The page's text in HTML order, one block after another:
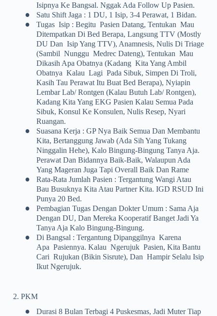
Isipnya Ke Bangsal. Nggak Ada Follow Up Pasien.
• Satu Shift Jaga : 1 DU, 1 Isip, 3-4 Perawat, 1 Bidan.
•
Tugas Isip : Begitu Pasien Datang, Tentukan Mau
Ditempatkan Di Bed Berapa, Langsung TTV (mostly
DU Dan Isip Yang TTV), Anamnesis, Nulis Di Triage
(sambil Nunggu Medrec Dateng), Tentukan Mau
Dikasih Apa Obatnya (kadang Kita Yang Ambil
Obatnya Kalau Lagi Pada Sibuk, Simpen Di Troli,
Kasih Tau Perawat Itu Buat Bed Berapa), Nyiapin
Lembar Lab/ Rontgen (kalau Butuh Lab/ Rontgen),
Kadang Kita Yang EKG Pasien Kalau Semua Pada
Sibuk, Konsul Ke Konsulen, Nulis Resep, Nyari
Ruangan.
•
Suasana Kerja : GP Nya Baik Semua Dan Membantu
Kita, Bertanggung Jawab (ada Sih Yang Tukang
Ninggalin Hehe), Kalo Bingung-Bingung Tanya Aja.
Perawat Dan Bidannya Baik-Baik, Walaupun Ada
Yang Mageran Juga Tapi Overall Baik Dan Rame
•
Rata-Rata Jumlah Pasien : Tergantung Wangi Atau
Bau Busuknya Kita Atau Partner Kita. IGD RSUD Ini
Punya 20 Bed.
•
Pembagian Tugas Dengan Dokter Umum : Sama Aja
Dengan DU, Dan Mereka Kooperatif Banget Jadi Ya
Tanya Aja Kalo Bingung-Bingung.
•
Di Bangsal : Tergantung Dipanggilnya Karena
Apa Pasiennya. Kalau Ngerujuk Pasien, Kita Bantu
Cari Rujukan (bikin Sisrute), Dan Hampir Selalu Isip
Ikut Ngerujuk.
2. PKM
•
Durasi 8 Bulan Terbagi 4 Puskesmas, Jadi Muter Tiap